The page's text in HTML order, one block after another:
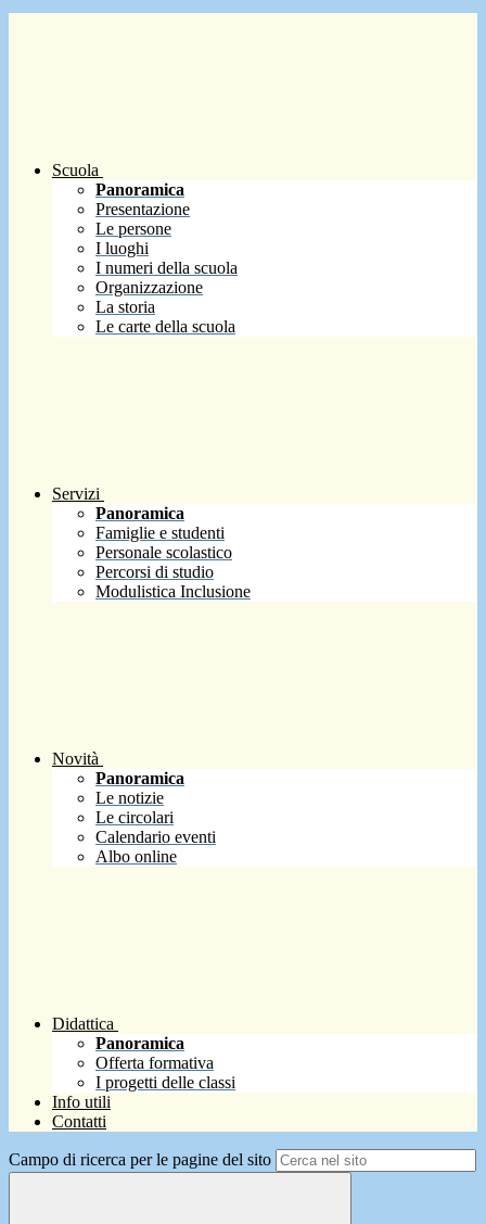
Scuola
Panoramica
Presentazione
Le persone
I luoghi
I numeri della scuola
Organizzazione
La storia
Le carte della scuola
Servizi
Panoramica
Famiglie e studenti
Personale scolastico
Percorsi di studio
Modulistica Inclusione
Novità
Panoramica
Le notizie
Le circolari
Calendario eventi
Albo online
Didattica
Panoramica
Offerta formativa
I progetti delle classi
Info utili
Contatti
Campo di ricerca per le pagine del sito